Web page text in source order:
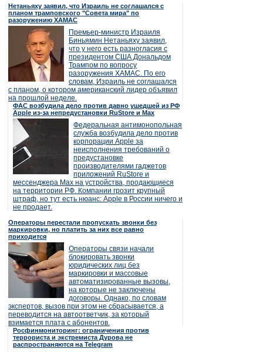
Нетаньяху заявил, что Израиль не соглашался с
планом трамповского "Совета мира" по
разоружению ХАМАС
Премьер-министр Израиля
Биньямин Нетаньяху заявил,
что у него есть разногласия с
президентом США Дональдом
Трампом по вопросу
разоружения ХАМАС. По его
словам, Израиль не соглашался
с планом, о котором американский лидер объявил
на прошлой неделе.
ФАС возбудила дело против давно ушедшей из РФ
Apple из-за непредустановки RuStore и Max
Федеральная антимонопольная
служба возбудила дело против
корпорации Apple за
неисполнения требований о
предустановке
производителями гаджетов
приложений RuStore и
мессенджера Max на устройства, продающиеся
на территории РФ. Компании грозит крупный
штраф, но тут есть нюанс: Apple в России ничего и
не продает.
Операторы перестали пропускать звонки без
маркировки, но платить за них все равно
приходится
Операторы связи начали
блокировать звонки
юридических лиц без
маркировки и массовые
автоматизированные вызовы,
на которые не заключены
договоры. Однако, по словам
экспертов, вызов при этом не сбрасывается, а
переводится на автоответчик, за который
взимается плата с абонентов.
Росфинмониторинг: ограничения против
террориста и экстремиста Дурова не
распространяются на Telegram